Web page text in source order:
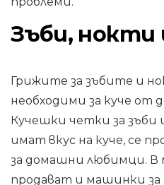
Зъби, нокти
Грижите за зъбите и
необходими за куче от
Кучешки четки за зъби
имат вкус на куче, се
за домашни любимци. В
продават и машинки за